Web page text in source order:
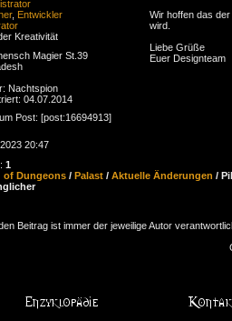
, Entwickler
Kreativität
Magier St.39
Nachtspion
04.07.2014
Post: [post:16694913]
Wir hoffen das
wird.
Liebe Grüße
Euer Designteam
20:47
1
of Dungeons / Palast / Aktuelle Änderungen /
Beitrag ist immer der jeweilige Autor